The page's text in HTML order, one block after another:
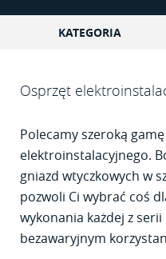
KATEGORIA
Osprzęt
Polecamy szeroką
elektroinstalacyjnego.
gniazd wtyczkowych w
pozwoli Ci wybrać coś
wykonania każdej z
bezawaryjnym